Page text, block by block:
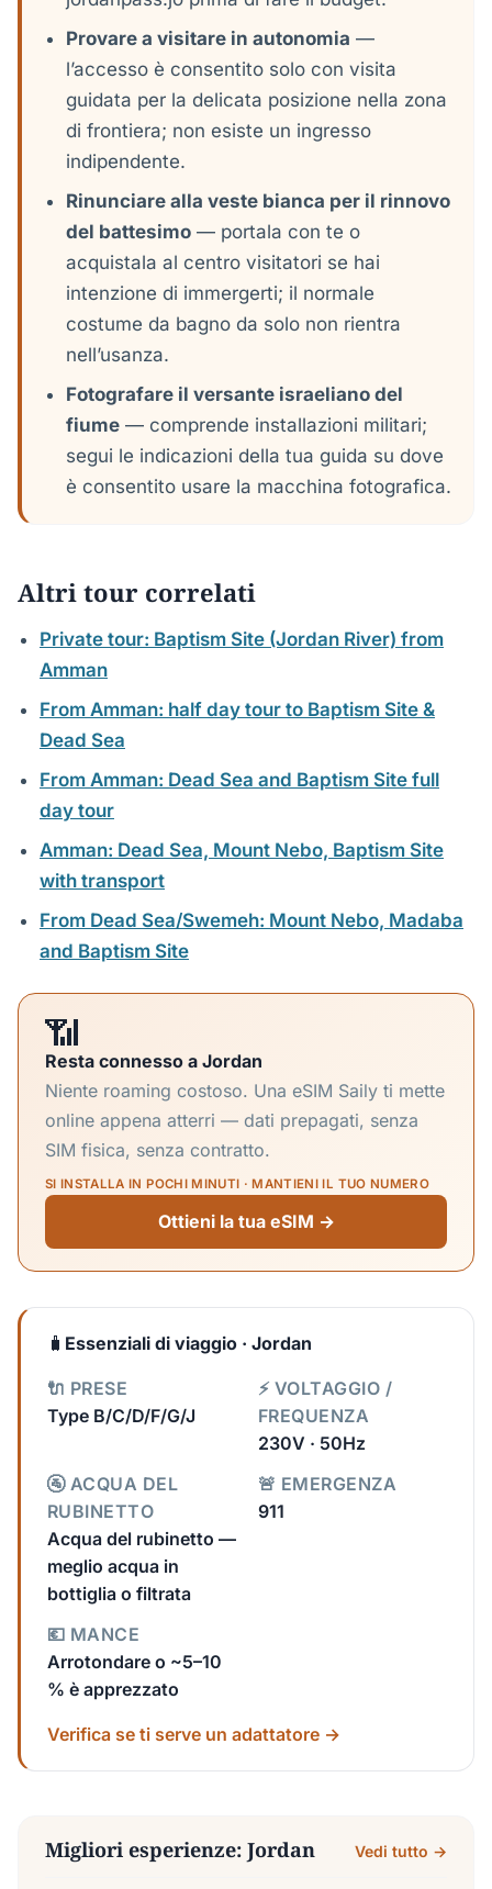
Provare a visitare in autonomia —
l’accesso è consentito solo con visita
guidata per la delicata posizione nella zona
di frontiera; non esiste un ingresso
indipendente.
Rinunciare alla veste bianca per il rinnovo
del battesimo — portala con te o
acquistala al centro visitatori se hai
intenzione di immergerti; il normale
costume da bagno da solo non rientra
nell’usanza.
Fotografare il versante israeliano del
fiume — comprende installazioni militari;
segui le indicazioni della tua guida su dove
è consentito usare la macchina fotografica.
Altri tour correlati
Private tour: Baptism Site (Jordan River) from
Amman
From Amman: half day tour to Baptism Site &
Dead Sea
From Amman: Dead Sea and Baptism Site full
day tour
Amman: Dead Sea, Mount Nebo, Baptism Site
with transport
From Dead Sea/Swemeh: Mount Nebo, Madaba
and Baptism Site
📶
Resta connesso a Jordan
Niente roaming costoso. Una eSIM Saily ti mette
online appena atterri — dati prepagati, senza
SIM fisica, senza contratto.
SI INSTALLA IN POCHI MINUTI · MANTIENI IL TUO NUMERO
Ottieni la tua eSIM →
🧳 Essenziali di viaggio · Jordan
🔌 PRESE
Type B/C/D/F/G/J
⚡ VOLTAGGIO /
FREQUENZA
230V · 50Hz
🚰 ACQUA DEL
RUBINETTO
Acqua del rubinetto —
meglio acqua in
bottiglia o filtrata
🚨 EMERGENZA
911
💶 MANCE
Arrotondare o ~5–10
% è apprezzato
Verifica se ti serve un adattatore →
Migliori esperienze: Jordan Vedi tutto →